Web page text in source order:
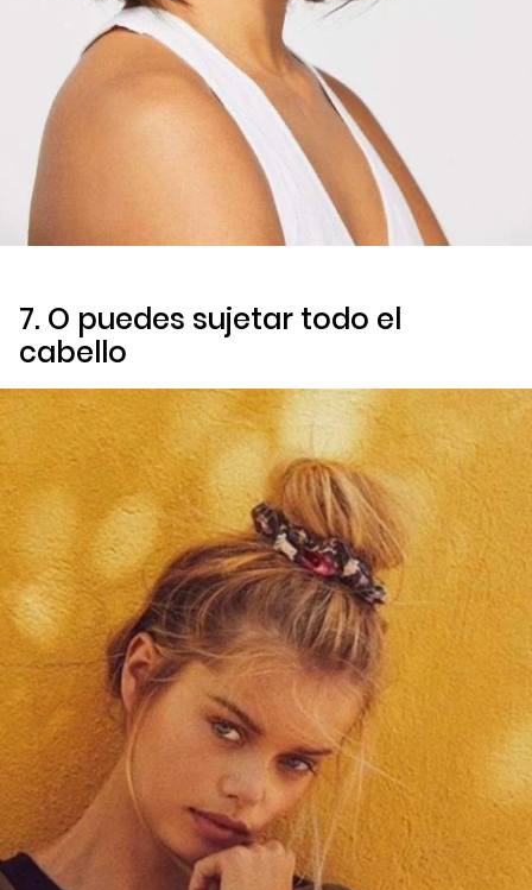
7. O puedes sujetar todo el
cabello